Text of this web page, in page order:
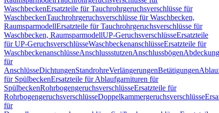
WaschbeckenErsatzteile für Tauchrohrgeruchsverschlüsse für
WaschbeckenTauchrohrgeruchsverschlüsse für Waschbecken,
RaumsparmodellErsatzteile für Tauchrohrgeruchsverschlüsse für
Waschbecken, RaumsparmodellUP-GeruchsverschlüsseErsatzteile
für UP-GeruchsverschlüsseWaschbeckenanschlüsseErsatzteile für
WaschbeckenanschlüsseAnschlussstutzenAnschlussbögen
für
AnschlüsseDichtungenStandrohreVerlängerungenBetätigungen
für SpülbeckenErsatzteile für Ablaufgarnituren für
SpülbeckenRohrbogengeruchsverschlüsseErsatzteile für
RohrbogengeruchsverschlüsseDoppelkammergeruchsverschlüsse
für